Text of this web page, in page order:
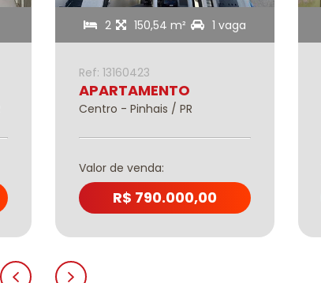
2 150,54 m² 1 vaga
Ref: 13160423
APARTAMENTO
Centro - Pinhais / PR
Valor de venda:
R$ 790.000,00